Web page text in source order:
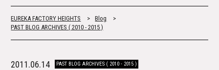
EUREKA FACTORY HEIGHTS > Blog >
PAST BLOG ARCHIVES ( 2010 - 2015 )
2011.06.14 PAST BLOG ARCHIVES ( 2010 - 2015 )